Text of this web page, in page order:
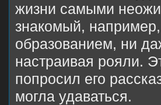
жизни самыми
знакомый,
образованием, ни
настраивая рояли.
попросил его
могла удаваться.